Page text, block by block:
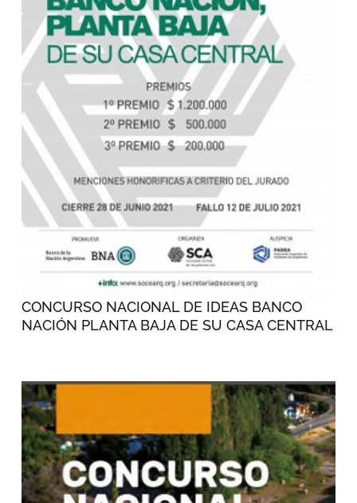
CONCURSO NACIONAL DE IDEAS BANCO
NACIÓN PLANTA BAJA DE SU CASA CENTRAL